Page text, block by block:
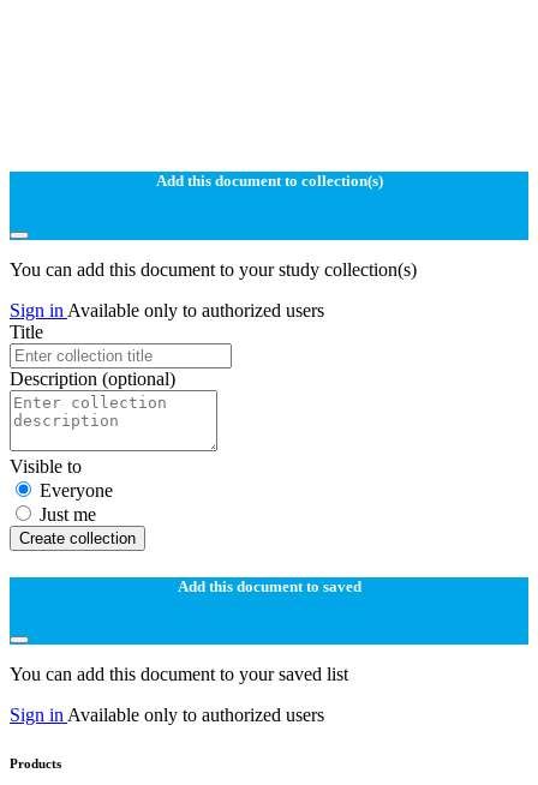
Add this document to collection(s)
You can add this document to your study collection(s)
Sign in Available only to authorized users
Title
Description (optional)
Visible to
Everyone
Just me
Create collection
Add this document to saved
You can add this document to your saved list
Sign in Available only to authorized users
Products